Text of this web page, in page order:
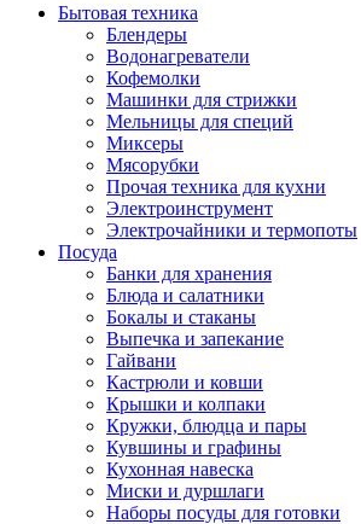
Бытовая техника
Блендеры
Водонагреватели
Кофемолки
Машинки для стрижки
Мельницы для специй
Миксеры
Мясорубки
Прочая техника для кухни
Электроинструмент
Электрочайники и термопоты
Посуда
Банки для хранения
Блюда и салатники
Бокалы и стаканы
Выпечка и запекание
Гайвани
Кастрюли и ковши
Крышки и колпаки
Кружки, блюдца и пары
Кувшины и графины
Кухонная навеска
Миски и дуршлаги
Наборы посуды для готовки